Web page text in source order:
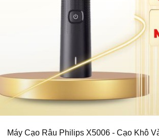
Máy Cạo Râu Philips X5006 - Cạo Khô